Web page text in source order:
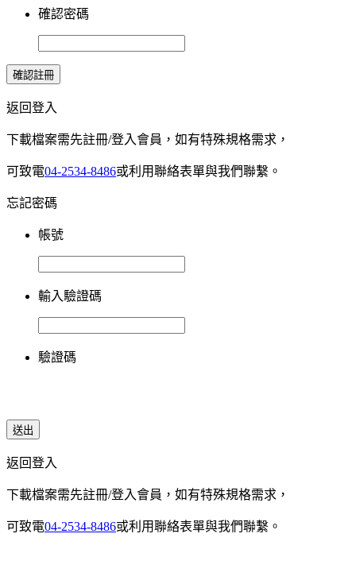
確認密碼
確認註冊
返回登入
下載檔案需先註冊/登入會員，如有特殊規格需求，
可致電04-2534-8486或利用聯絡表單與我們聯繫。
忘記密碼
帳號
輸入驗證碼
驗證碼
送出
返回登入
下載檔案需先註冊/登入會員，如有特殊規格需求，
可致電04-2534-8486或利用聯絡表單與我們聯繫。